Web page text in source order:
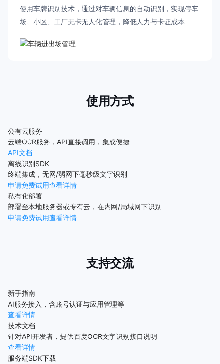
使用车牌识别技术，通过对车辆信息的自动识别，实现停车
场、小区、工厂无卡无人化管理，降低人力与卡证成本
使用方式
公有云服务
云端OCR服务，API直接调用，集成便捷
API文档
离线识别SDK
终端集成，无网/弱网下毫秒级文字识别
申请免费试用查看详情
私有化部署
部署至本地服务器或专有云，在内网/局域网下识别
申请免费试用查看详情
支持交流
新手指南
AI服务接入，含账号认证与应用管理等
查看详情
技术文档
针对API开发者，提供百度OCR文字识别接口说明
查看详情
服务端SDK下载